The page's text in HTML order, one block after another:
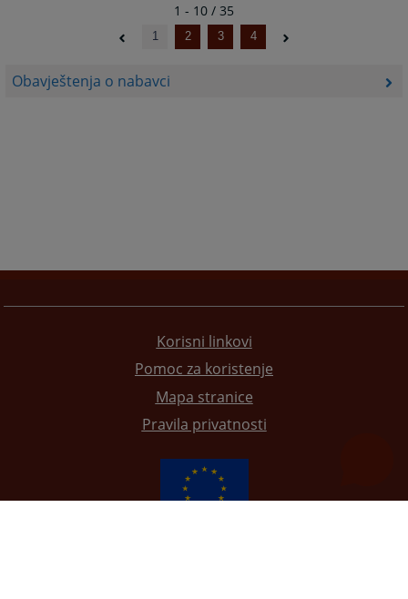
Obavještenja o nabavci
1 - 10 / 35
1 2 3 4
Korisni linkovi
Pomoc za koristenje
Mapa stranice
Pravila privatnosti